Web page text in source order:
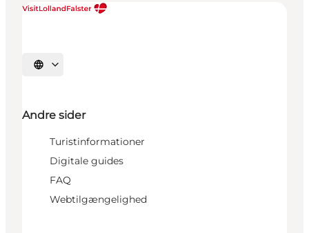
Vælg sprog
Andre sider
Turistinformationer
Digitale guides
FAQ
Webtilgængelighed